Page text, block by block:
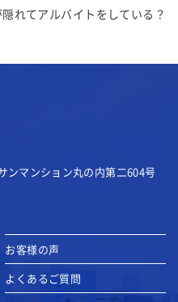
れてアルバイトをしている？
ンマンション丸の内第二604号
お客様の声
よくあるご質問